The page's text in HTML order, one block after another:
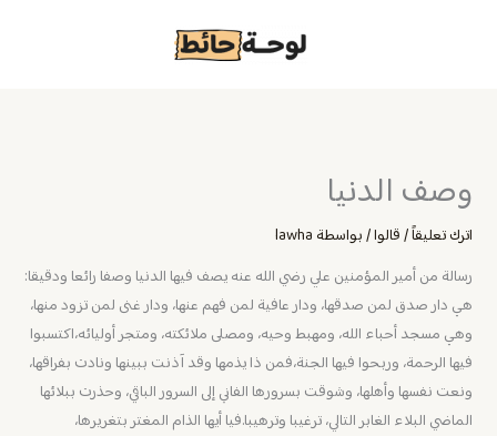
وصف الدنيا
اترك تعليقاً/قالوا/ بواسطة lawha
رسالة من أمير المؤمنين علي رضي الله عنه يصف فيها الدنيا وصفا رائعا ودقيقا:
هي دار صدق لمن صدقها، ودار عافية لمن فهم عنها، ودار غنى لمن تزود منها،
وهي مسجد أحباء الله، ومهبط وحيه، ومصلى ملائكته، ومتجر أوليائه،اكتسبوا
فيها الرحمة، وربحوا فيها الجنة،فمن ذا يذمها وقد آذنت ببينها ونادت بفراقها،
ونعت نفسها وأهلها، وشوقت بسرورها الفاني إلى السرور الباقي، وحذرت ببلائها
الماضي البلاء الغابر التالي، ترغيبا وترهيبا.فيا أيها الذام المغتر بتغريرها،